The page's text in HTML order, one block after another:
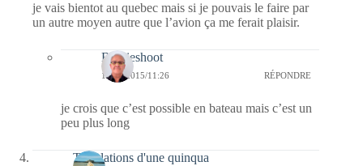
je vais bientot au quebec mais si je pouvais le faire par
un autre moyen autre que l’avion ça me ferait plaisir.
Bernieshoot
12/11/2015/11:26 RÉPONDRE
je crois que c’est possible en bateau mais c’est un
peu plus long
Tribulations d'une quinqua